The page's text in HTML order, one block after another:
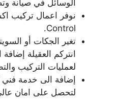
الوسائل في صيانة
Control.
تغير الجكات أو
انتركم العقيلة إضافة
لعمليات التركيب
إضافة الى خدمة فني
لتحصل على امان